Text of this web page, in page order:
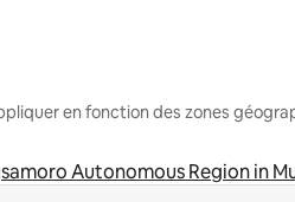
en fonction des zones
Autonomous Region in